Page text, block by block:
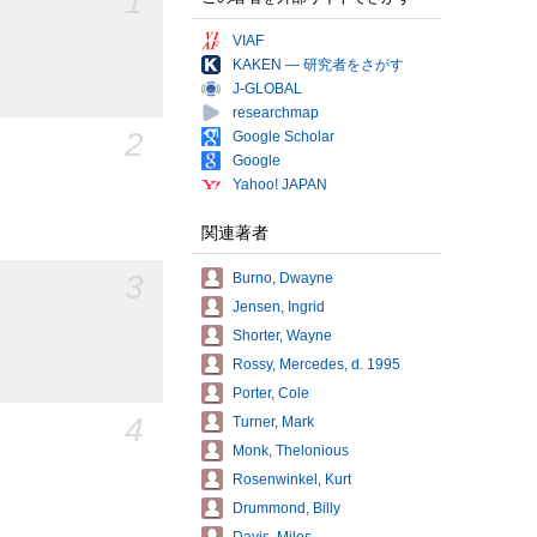
2
4
VIAF
KAKEN — 研究者をさがす
J-GLOBAL
researchmap
Google Scholar
Google
Yahoo! JAPAN
関連著者
Burno, Dwayne
Jensen, Ingrid
Shorter, Wayne
Rossy, Mercedes, d. 1995
Porter, Cole
Turner, Mark
Monk, Thelonious
Rosenwinkel, Kurt
Drummond, Billy